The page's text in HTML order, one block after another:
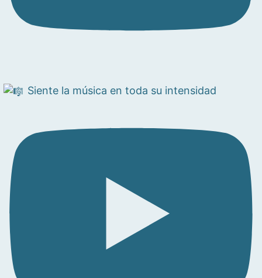
Siente la música en toda su intensidad